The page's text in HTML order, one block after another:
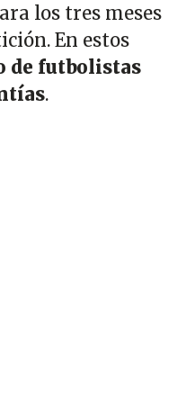
los tres meses
En estos
de futbolistas
.